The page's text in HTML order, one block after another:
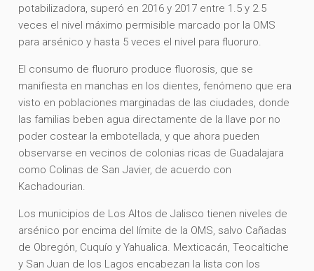
potabilizadora, superó en 2016 y 2017 entre 1.5 y 2.5
veces el nivel máximo permisible marcado por la OMS
para arsénico y hasta 5 veces el nivel para fluoruro.
El consumo de fluoruro produce fluorosis, que se
manifiesta en manchas en los dientes, fenómeno que era
visto en poblaciones marginadas de las ciudades, donde
las familias beben agua directamente de la llave por no
poder costear la embotellada, y que ahora pueden
observarse en vecinos de colonias ricas de Guadalajara
como Colinas de San Javier, de acuerdo con
Kachadourian.
Los municipios de Los Altos de Jalisco tienen niveles de
arsénico por encima del límite de la OMS, salvo Cañadas
de Obregón, Cuquío y Yahualica. Mexticacán, Teocaltiche
y San Juan de los Lagos encabezan la lista con los